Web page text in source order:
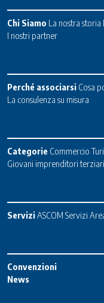
Chi Siamo La nostra storia
I nostri partner
Perché associarsi Cosa
La consulenza su misura
Categorie Commercio
Giovani imprenditori
ServiziASCOM Servizi
Convenzioni
News